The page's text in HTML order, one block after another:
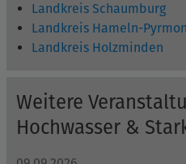
Landkreis Schaumburg
Landkreis Hameln-
Landkreis Holzminden
Weitere
Hochwasser &